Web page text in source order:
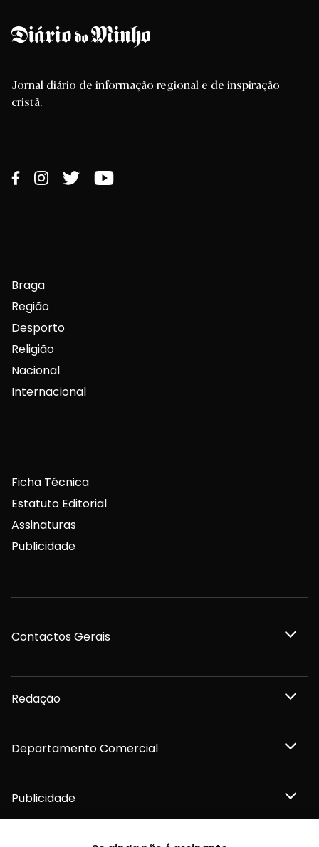
Jornal diário de informação regional e de inspiração
cristã.
Braga
Região
Desporto
Religião
Nacional
Internacional
Ficha Técnica
Estatuto Editorial
Assinaturas
Publicidade
Contactos Gerais
Redação
Departamento Comercial
Publicidade